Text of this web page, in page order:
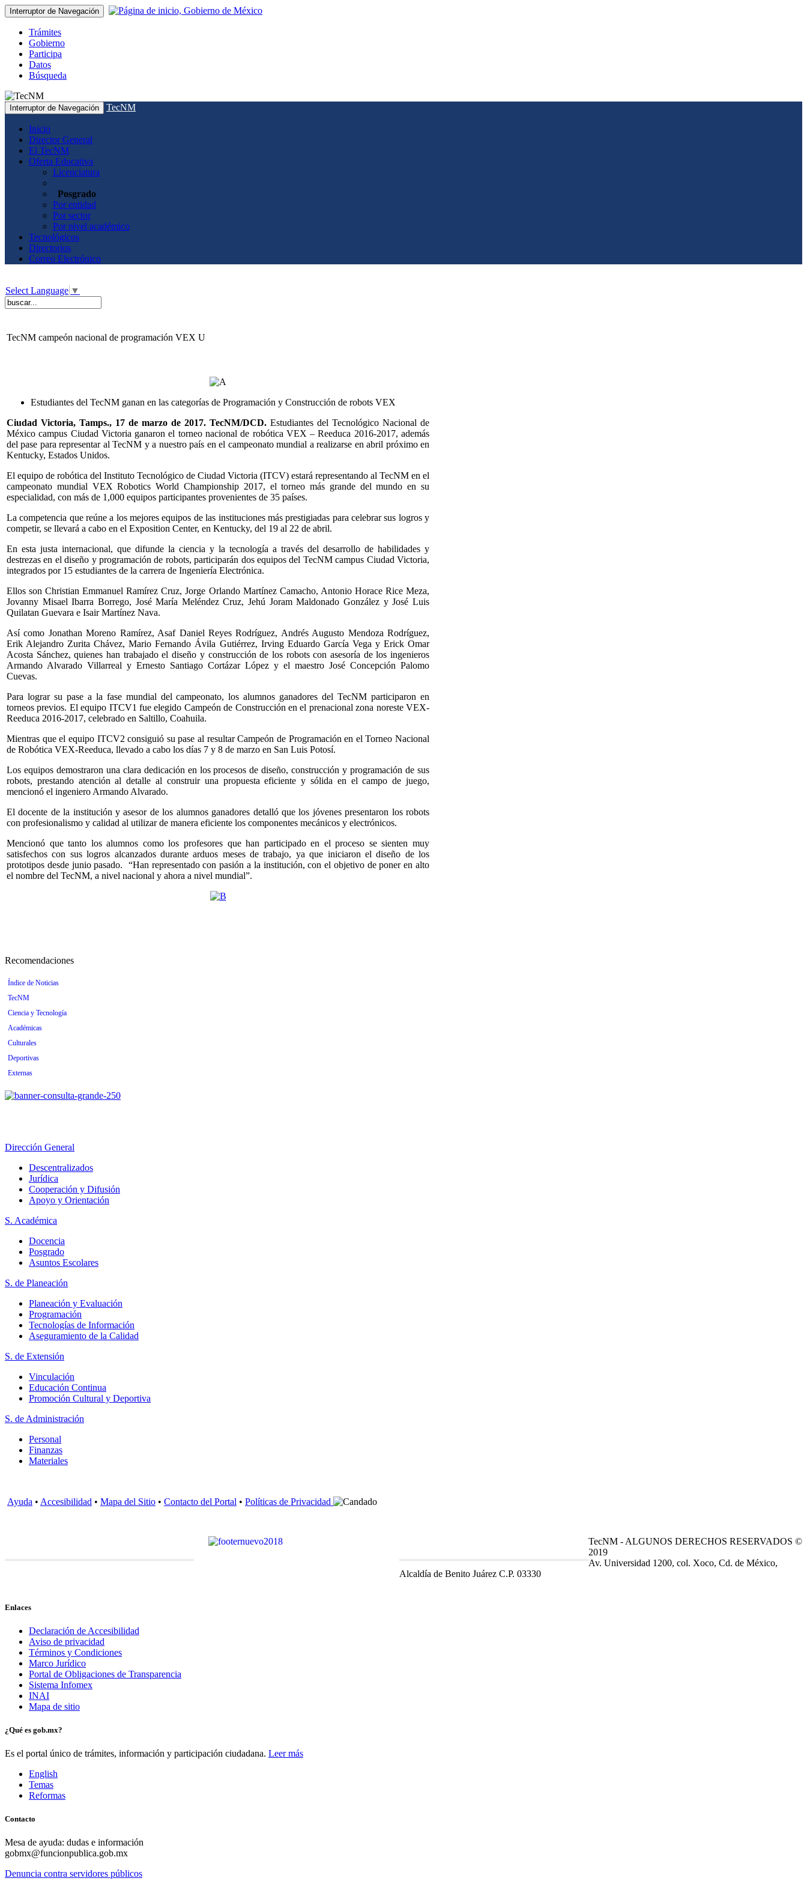
Interruptor de Navegación
Trámites
Gobierno
Participa
Datos
Búsqueda
Interruptor de Navegación TecNM
Inicio
Director General
El TecNM
Oferta Educativa
Licenciatura
Posgrado
Por entidad
Por sector
Por nivel académico
Tecnológicos
Directorios
Correo Electrónico
Select Language ▼
TecNM campeón nacional de programación VEX U
Estudiantes del TecNM ganan en las categorías de Programación y Construcción de robots VEX
Ciudad Victoria, Tamps., 17 de marzo de 2017. TecNM/DCD. Estudiantes del Tecnológico Nacional de
México campus Ciudad Victoria ganaron el torneo nacional de robótica VEX – Reeduca 2016-2017, además
del pase para representar al TecNM y a nuestro país en el campeonato mundial a realizarse en abril próximo en
Kentucky, Estados Unidos.
El equipo de robótica del Instituto Tecnológico de Ciudad Victoria (ITCV) estará representando al TecNM en el
campeonato mundial VEX Robotics World Championship 2017, el torneo más grande del mundo en su
especialidad, con más de 1,000 equipos participantes provenientes de 35 países.
La competencia que reúne a los mejores equipos de las instituciones más prestigiadas para celebrar sus logros y
competir, se llevará a cabo en el Exposition Center, en Kentucky, del 19 al 22 de abril.
En esta justa internacional, que difunde la ciencia y la tecnología a través del desarrollo de habilidades y
destrezas en el diseño y programación de robots, participarán dos equipos del TecNM campus Ciudad Victoria,
integrados por 15 estudiantes de la carrera de Ingeniería Electrónica.
Ellos son Christian Emmanuel Ramírez Cruz, Jorge Orlando Martínez Camacho, Antonio Horace Rice Meza,
Jovanny Misael Ibarra Borrego, José María Meléndez Cruz, Jehú Joram Maldonado González y José Luis
Quilatan Guevara e Isair Martínez Nava.
Así como Jonathan Moreno Ramírez, Asaf Daniel Reyes Rodríguez, Andrés Augusto Mendoza Rodríguez,
Erik Alejandro Zurita Chávez, Mario Fernando Ávila Gutiérrez, Irving Eduardo García Vega y Erick Omar
Acosta Sánchez, quienes han trabajado el diseño y construcción de los robots con asesoría de los ingenieros
Armando Alvarado Villarreal y Ernesto Santiago Cortázar López y el maestro José Concepción Palomo
Cuevas.
Para lograr su pase a la fase mundial del campeonato, los alumnos ganadores del TecNM participaron en
torneos previos. El equipo ITCV1 fue elegido Campeón de Construcción en el prenacional zona noreste VEX-
Reeduca 2016-2017, celebrado en Saltillo, Coahuila.
Mientras que el equipo ITCV2 consiguió su pase al resultar Campeón de Programación en el Torneo Nacional
de Robótica VEX-Reeduca, llevado a cabo los días 7 y 8 de marzo en San Luis Potosí.
Los equipos demostraron una clara dedicación en los procesos de diseño, construcción y programación de sus
robots, prestando atención al detalle al construir una propuesta eficiente y sólida en el campo de juego,
mencionó el ingeniero Armando Alvarado.
El docente de la institución y asesor de los alumnos ganadores detalló que los jóvenes presentaron los robots
con profesionalismo y calidad al utilizar de manera eficiente los componentes mecánicos y electrónicos.
Mencionó que tanto los alumnos como los profesores que han participado en el proceso se sienten muy
satisfechos con sus logros alcanzados durante arduos meses de trabajo, ya que iniciaron el diseño de los
prototipos desde junio pasado. “Han representado con pasión a la institución, con el objetivo de poner en alto
el nombre del TecNM, a nivel nacional y ahora a nivel mundial”.
Recomendaciones
Índice de Noticias
TecNM
Ciencia y Tecnología
Académicas
Culturales
Deportivas
Externas
Dirección General
Descentralizados
Jurídica
Cooperación y Difusión
Apoyo y Orientación
S. Académica
Docencia
Posgrado
Asuntos Escolares
S. de Planeación
Planeación y Evaluación
Programación
Tecnologías de Información
Aseguramiento de la Calidad
S. de Extensión
Vinculación
Educación Continua
Promoción Cultural y Deportiva
S. de Administración
Personal
Finanzas
Materiales
Ayuda • Accesibilidad • Mapa del Sitio • Contacto del Portal • Políticas de Privacidad
TecNM - ALGUNOS DERECHOS RESERVADOS ©
2019
Av. Universidad 1200, col. Xoco, Cd. de México,
Alcaldía de Benito Juárez C.P. 03330
Enlaces
Declaración de Accesibilidad
Aviso de privacidad
Términos y Condiciones
Marco Jurídico
Portal de Obligaciones de Transparencia
Sistema Infomex
INAI
Mapa de sitio
¿Qué es gob.mx?
Es el portal único de trámites, información y participación ciudadana. Leer más
English
Temas
Reformas
Contacto
Mesa de ayuda: dudas e información
gobmx@funcionpublica.gob.mx
Denuncia contra servidores públicos